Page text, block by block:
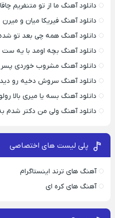
دانلود آهنگ ما از تو متنفریم
دانلود آهنگ فیریکا میان و
دانلود آهنگ همه چی بعد تو
دانلود آهنگ بچه اومد با یه ست
دانلود آهنگ مشروب خوردی
دانلود آهنگ سروش دخیه رو
دانلود آهنگ بسه یا میری بالا
دانلود آهنگ ولی من دکتر شدم
پلی لیست های اختصاصی
آهنگ های ترند اینستاگرام
آهنگ های کره ای